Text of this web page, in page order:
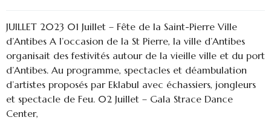
JUILLET 2023 01 Juillet – Fête de la Saint-Pierre Ville
d’Antibes A l’occasion de la St Pierre, la ville d’Antibes
organisait des festivités autour de la vieille ville et du port
d’Antibes. Au programme, spectacles et déambulation
d’artistes proposés par Eklabul avec échassiers, jongleurs
et spectacle de Feu. 02 Juillet – Gala Strace Dance
Center,